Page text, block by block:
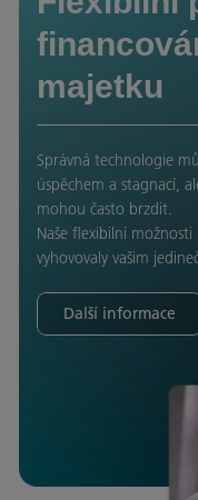
majetku
Správná technologie
úspěchem a stagnací,
mohou často brzdit.
Naše flexibilní
vyhovovaly vašim
Další informace